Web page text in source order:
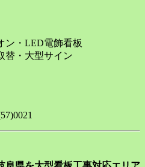
ン・LED電飾看板
替・大型サイン